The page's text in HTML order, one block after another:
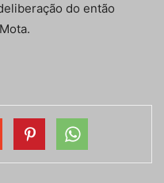
do então